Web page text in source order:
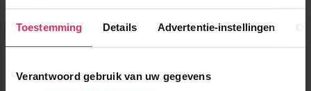
Toestemming Details Advertentie-instellingen
Verantwoord gebruik van uw gegevens
vanaf
585
3000m tot centrum
2000m tot piste